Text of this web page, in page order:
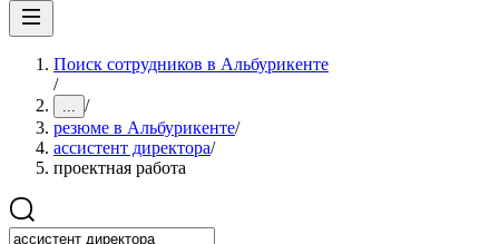
Поиск сотрудников в Альбурикенте
/
... /
резюме в Альбурикенте/
ассистент директора/
проектная работа